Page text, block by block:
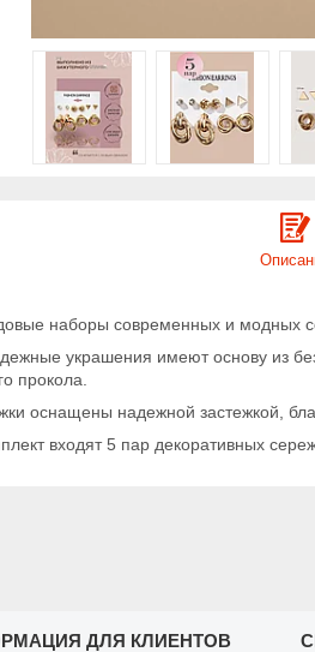
наборы современных и модных
украшения имеют основу из
прокола.
оснащены надежной застежкой,
входят 5 пар декоративных
ДЛЯ КЛИЕНТОВ